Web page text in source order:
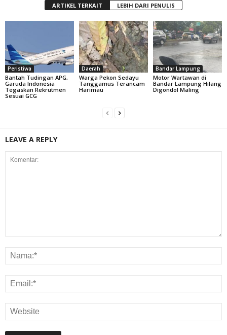
ARTIKEL TERKAIT LEBIH DARI PENULIS
Peristiwa
Bantah Tudingan APG,
Garuda Indonesia
Tegaskan Rekrutmen
Sesuai GCG
Daerah
Warga Pekon Sedayu
Tanggamus Terancam
Harimau
Bandar Lampung
Motor Wartawan di
Bandar Lampung Hilang
Digondol Maling
LEAVE A REPLY